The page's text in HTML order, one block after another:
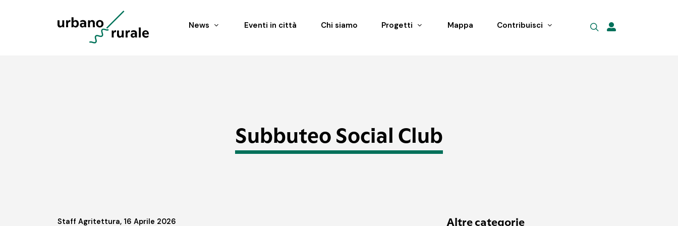
News Eventi in città Chi siamo Progetti Mappa Contribuisci
Subbuteo Social Club
Staff Agritettura, 16 Aprile 2026 Altre categorie